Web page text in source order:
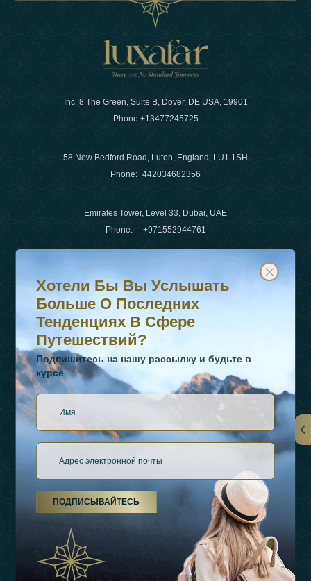
Inc. 8 The Green, Suite B, Dover, DE USA, 19901
Phone:+13477245725
58 New Bedford Road, Luton, England, LU1 1SH
Phone:+442034682356
Emirates Tower, Level 33, Dubai, UAE
Phone: +971552944761
WhatsApp Нет :+442034682356
+971552944761
О Нас
Виды Отдыха
Хотели бы вы услышать больше о последних
Подпишитесь на нашу рассылку и будьте в курсе
Хотели Бы Вы Услышать
Больше О Последних
Тенденциях В Сфере
Путешествий?
Подпишитесь на нашу рассылку и будьте в
курсе
ПОДПИСЫВАЙТЕСЬ